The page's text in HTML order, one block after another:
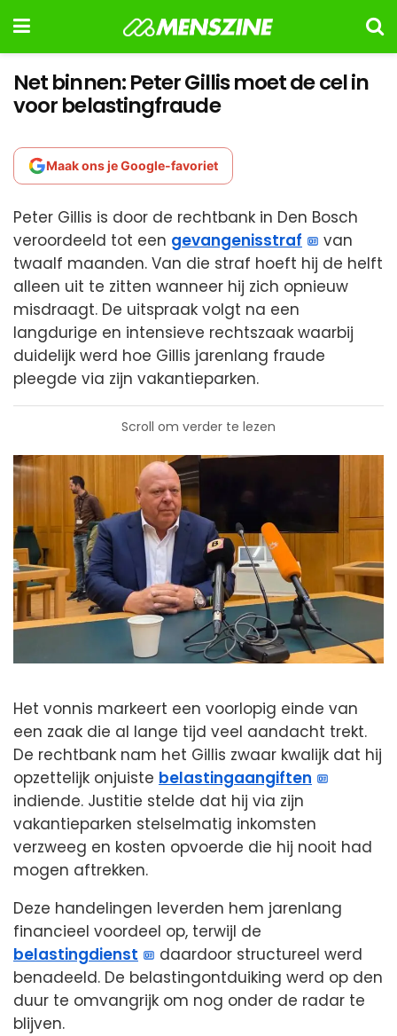
Net binnen: Peter Gillis moet de cel in
voor belastingfraude
Maak ons je Google-favoriet
Peter Gillis is door de rechtbank in Den Bosch
veroordeeld tot een gevangenisstraf
van
twaalf maanden. Van die straf hoeft hij de helft
alleen uit te zitten wanneer hij zich opnieuw
misdraagt. De uitspraak volgt na een
langdurige en intensieve rechtszaak waarbij
duidelijk werd hoe Gillis jarenlang fraude
pleegde via zijn vakantieparken.
Scroll om verder te lezen
Het vonnis markeert een voorlopig einde van
een zaak die al lange tijd veel aandacht trekt.
De rechtbank nam het Gillis zwaar kwalijk dat hij
opzettelijk onjuiste belastingaangiften
indiende. Justitie stelde dat hij via zijn
vakantieparken stelselmatig inkomsten
verzweeg en kosten opvoerde die hij nooit had
mogen aftrekken.
Deze handelingen leverden hem jarenlang
financieel voordeel op, terwijl de
belastingdienst
daardoor structureel werd
benadeeld. De belastingontduiking werd op den
duur te omvangrijk om nog onder de radar te
blijven.